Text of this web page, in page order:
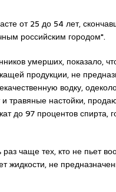
от 25 до 54 лет,
российским городом".
умерших, показало,
продукции, не
водку,
травяные настойки,
до 97 процентов спирта,
чаще тех, кто не пьет
жидкости, не